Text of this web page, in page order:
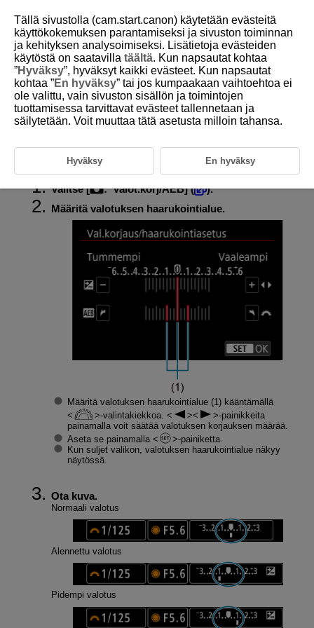
D388-070
Valotushaarukointi (AEB)
Valotuksen haarukoinnissa otetaan kolme peräkkäistä kuvaa eri
Valitse [ :Valot.korj/AEB] (
).
Määritä valotuksen haarukointialue.
Määritä valotuksen haarukointialue (1) kääntämällä
-valintakiekkoa.
-painikkeita
painamalla voit säätää valotuksen korjauksen määrää.
Aseta se painamalla
-painiketta.
Kun suljet valikon, valotuksen haarukointialue näkyy
näytössä.
Ota kuva.
Normaali valotus
Alennettu valotus
Pidempi valotus
Tällä sivustolla (cam.start.canon) käytetään evästeitä
käyttökokemuksen parantamiseksi ja sivuston toiminnan
ja kehityksen analysoimiseksi. Lisätietoja evästeiden
käytöstä on saatavilla täältä. Kun napsautat kohtaa
”Hyväksy”, hyväksyt kaikki evästeet. Kun napsautat
kohtaa ”En hyväksy” tai jos kumpaakaan vaihtoehtoa ei
ole valittu, vain sivuston sisällön ja toimintojen
tuottamisessa tarvittavat evästeet tallennetaan ja
säilytetään. Voit muuttaa tätä asetusta milloin tahansa.
Hyväksy En hyväksy